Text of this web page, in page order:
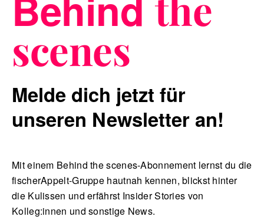
Blog
Nachhaltigkeit
Kontakt
scenes
Melde dich jetzt für
unseren Newsletter an!
Mit einem Behind the scenes-Abonnement lernst du die
fischerAppelt-Gruppe hautnah kennen, blickst hinter
die Kulissen und erfährst Insider Stories von
Kolleg:innen und sonstige News.